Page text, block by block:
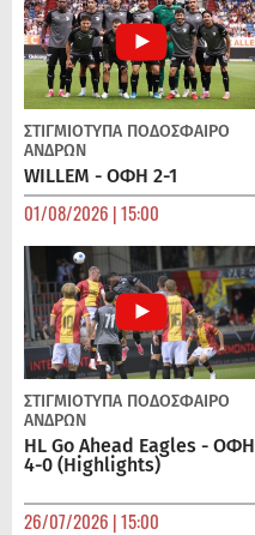
ΣΤΙΓΜΙΟΤΥΠΑ ΠΟΔΌΣΦΑΙΡΟ
ΑΝΔΡΏΝ
WILLEM - ΟΦΗ 2-1
01/08/2026 | 15:00
ΣΤΙΓΜΙΟΤΥΠΑ ΠΟΔΌΣΦΑΙΡΟ
ΑΝΔΡΏΝ
HL Go Ahead Eagles - ΟΦΗ
4-0 (Highlights)
26/07/2026 | 15:00